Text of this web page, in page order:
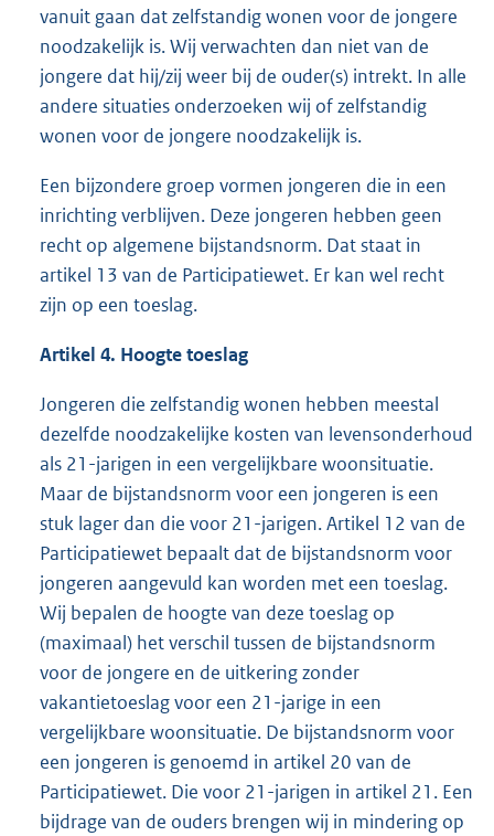
vanuit gaan dat zelfstandig wonen voor de jongere
noodzakelijk is. Wij verwachten dan niet van de
jongere dat hij/zij weer bij de ouder(s) intrekt. In alle
andere situaties onderzoeken wij of zelfstandig
wonen voor de jongere noodzakelijk is.
Een bijzondere groep vormen jongeren die in een
inrichting verblijven. Deze jongeren hebben geen
recht op algemene bijstandsnorm. Dat staat in
artikel 13 van de Participatiewet. Er kan wel recht
zijn op een toeslag.
Artikel 4. Hoogtetoeslag
Jongeren die zelfstandig wonen hebben meestal
dezelfde noodzakelijke kosten van levensonderhoud
als 21-jarigen in een vergelijkbare woonsituatie.
Maar de bijstandsnorm voor een jongeren is een
stuk lager dan die voor 21-jarigen. Artikel 12 van de
Participatiewet bepaalt dat de bijstandsnorm voor
jongeren aangevuld kan worden met een toeslag.
Wij bepalen de hoogte van deze toeslag op
(maximaal) het verschil tussen de bijstandsnorm
voor de jongere en de uitkering zonder
vakantietoeslag voor een 21-jarige in een
vergelijkbare woonsituatie. De bijstandsnorm voor
een jongeren is genoemd in artikel 20 van de
Participatiewet. Die voor 21-jarigen in artikel 21. Een
bijdrage van de ouders brengen wij in mindering op